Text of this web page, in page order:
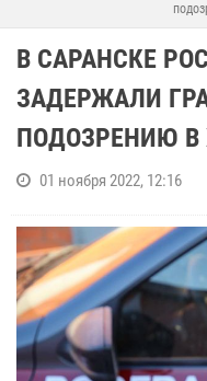
В САРАНСКЕ
ЗАДЕРЖАЛИ
ПОДОЗРЕНИЮ
01 ноября 2022, 12:16